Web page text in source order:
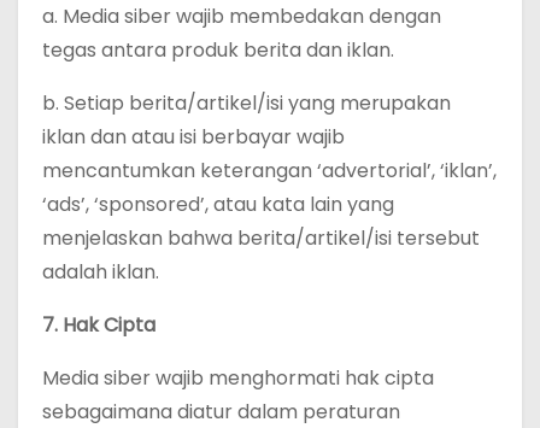
a. Media siber wajib membedakan dengan
tegas antara produk berita dan iklan.
b. Setiap berita/artikel/isi yang merupakan
iklan dan atau isi berbayar wajib
mencantumkan keterangan ‘advertorial’, ‘iklan’,
‘ads’, ‘sponsored’, atau kata lain yang
menjelaskan bahwa berita/artikel/isi tersebut
adalah iklan.
7. Hak Cipta
Media siber wajib menghormati hak cipta
sebagaimana diatur dalam peraturan